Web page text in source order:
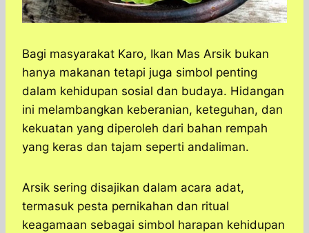
Bagi masyarakat Karo, Ikan Mas Arsik bukan
hanya makanan tetapi juga simbol penting
dalam kehidupan sosial dan budaya. Hidangan
ini melambangkan keberanian, keteguhan, dan
kekuatan yang diperoleh dari bahan rempah
yang keras dan tajam seperti andaliman.
Arsik sering disajikan dalam acara adat,
termasuk pesta pernikahan dan ritual
keagamaan sebagai simbol harapan kehidupan